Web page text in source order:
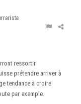
ressortir
prétendre arriver à
tendance à croire
par exemple.